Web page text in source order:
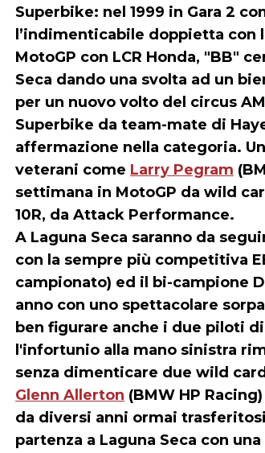
Superbike: nel 1999 in Gara 2
l’indimenticabile doppietta con
MotoGP con LCR Honda, "BB"
Seca dando una svolta ad un
per un nuovo volto del circus
Superbike da team-mate di
affermazione nella categoria.
veterani come Larry Pegram
settimana in MotoGP da wild
10R, da Attack Performance.
A Laguna Seca saranno da
con la sempre più competitiva
campionato) ed il bi-campione
anno con uno spettacolare
ben figurare anche i due piloti di
l'infortunio alla mano sinistra
senza dimenticare due wild
Glenn Allerton (BMW HP
da diversi anni ormai
partenza a Laguna Seca con